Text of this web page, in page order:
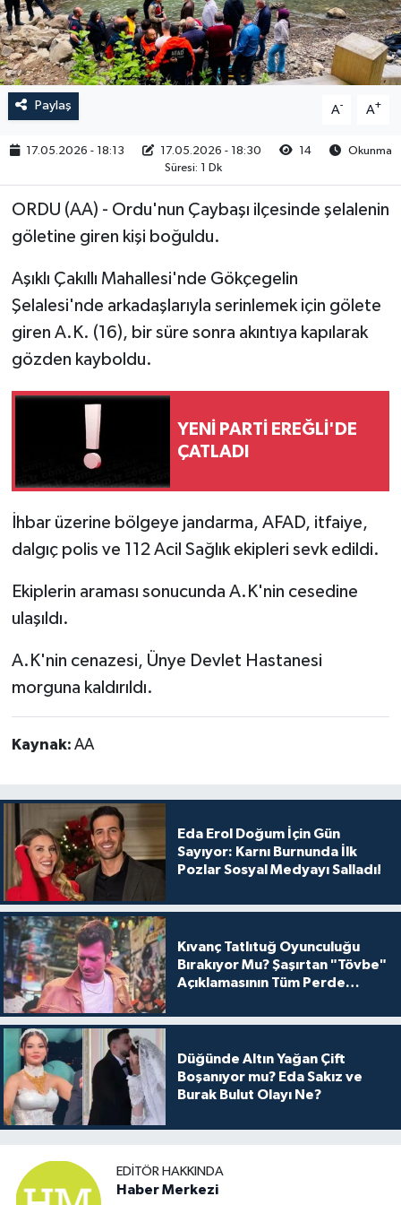
Paylaş A- A+
17.05.2026 - 18:13 17.05.2026 - 18:30 14
Okunma
Süresi: 1 Dk
ORDU (AA) - Ordu'nun Çaybaşı ilçesinde şelalenin
göletine giren kişi boğuldu.
Aşıklı Çakıllı Mahallesi'nde Gökçegelin
Şelalesi'nde arkadaşlarıyla serinlemek için gölete
giren A.K. (16), bir süre sonra akıntıya kapılarak
gözden kayboldu.
YENİ PARTİ EREĞLİ'DE
ÇATLADI
İhbar üzerine bölgeye jandarma, AFAD, itfaiye,
dalgıç polis ve 112 Acil Sağlık ekipleri sevk edildi.
Ekiplerin araması sonucunda A.K'nin cesedine
ulaşıldı.
A.K'nin cenazesi, Ünye Devlet Hastanesi
morguna kaldırıldı.
Kaynak: AA
Eda Erol Doğum İçin Gün
Sayıyor: Karnı Burnunda İlk
Pozlar Sosyal Medyayı Salladı!
Kıvanç Tatlıtuğ Oyunculuğu
Bırakıyor Mu? Şaşırtan "Tövbe"
Açıklamasının Tüm Perde
Düğünde Altın Yağan Çift
Boşanıyor mu? Eda Sakız ve
Burak Bulut Olayı Ne?
EDITÖR HAKKINDA
Haber Merkezi
RESMİ İLAN